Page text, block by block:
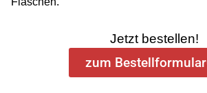
Jetzt bestellen!
zum Bestellformular